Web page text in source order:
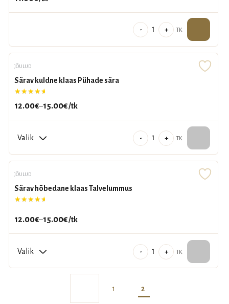
Filtreeri
Tühista
-
Aroomiküünal
kingitus
"Kallile
+ TK
JÕULUD
Särav kuldne klaas Pühade sära
Hinnanguga
12.00€–15.00€
Hinnavahemik:
kuni
/tk
-
Särav
kuldne
klaas
+ TK
JÕULUD
Särav hõbedane klaas Talvelummus
Hinnanguga
12.00€–15.00€
Hinnavahemik:
kuni
/tk
-
Särav
hõbedane
kogus
+ TK
1 2